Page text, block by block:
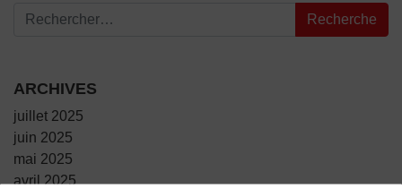
Recherche pour :
ARCHIVES
juillet 2025
juin 2025
mai 2025
avril 2025